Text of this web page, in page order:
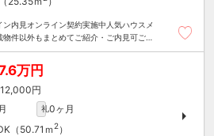
内見オンライン契約実施中人気ハウスメ
件以外もまとめてご紹介・ご内見可ご予
万円
12,000円
礼0ヶ月
（50.71ｍ 2）